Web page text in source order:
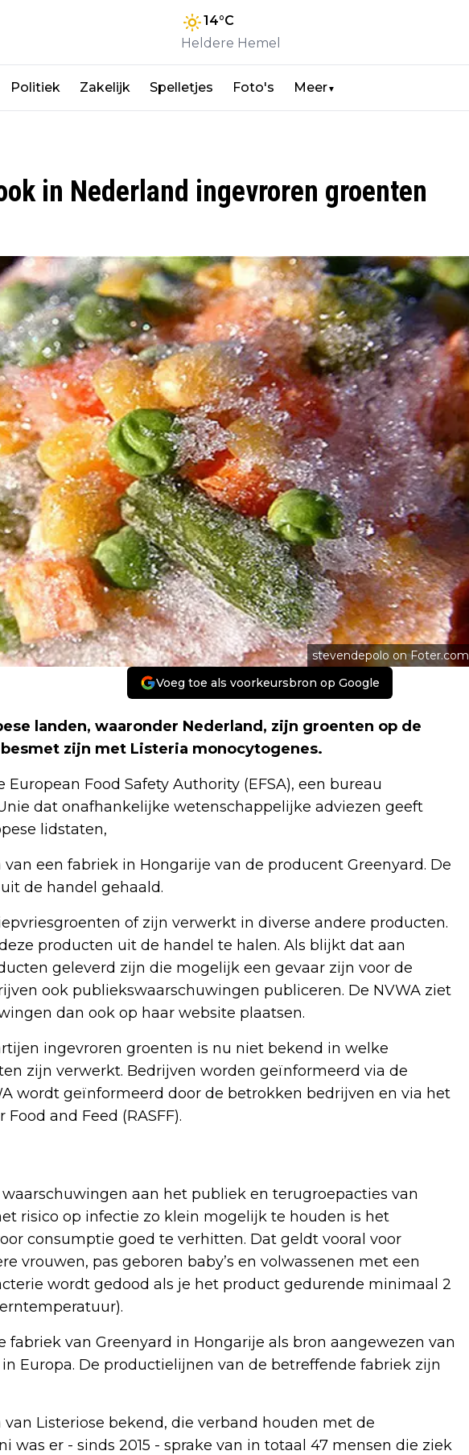
14°C
Heldere Hemel
Politiek Zakelijk Spelletjes Foto's Meer▼
in Nederland ingevroren groenten
stevendepolo on Foter.com
Voeg toe als voorkeursbron op Google
landen, waaronder Nederland, zijn groenten op de
zijn met Listeria monocytogenes.
Food Safety Authority (EFSA), een bureau
dat onafhankelijke wetenschappelijke adviezen geeft
lidstaten,
een fabriek in Hongarije van de producent Greenyard. De
de handel gehaald.
of zijn verwerkt in diverse andere producten.
producten uit de handel te halen. Als blijkt dat aan
geleverd zijn die mogelijk een gevaar zijn voor de
ook publiekswaarschuwingen publiceren. De NVWA ziet
dan ook op haar website plaatsen.
ingevroren groenten is nu niet bekend in welke
zijn verwerkt. Bedrijven worden geïnformeerd via de
wordt geïnformeerd door de betrokken bedrijven en via het
and Feed (RASFF).
aan het publiek en terugroepacties van
risico op infectie zo klein mogelijk te houden is het
consumptie goed te verhitten. Dat geldt vooral voor
vrouwen, pas geboren baby’s en volwassenen met een
wordt gedood als je het product gedurende minimaal 2
fabriek van Greenyard in Hongarije als bron aangewezen van
Europa. De productielijnen van de betreffende fabriek zijn
Listeriose bekend, die verband houden met de
was er - sinds 2015 - sprake van in totaal 47 mensen die ziek